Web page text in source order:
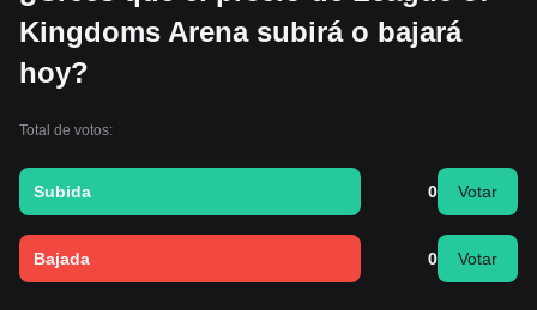
Kingdoms Arena subirá o bajará
hoy?
Total de votos:
Subida 0 Votar
Bajada 0 Votar